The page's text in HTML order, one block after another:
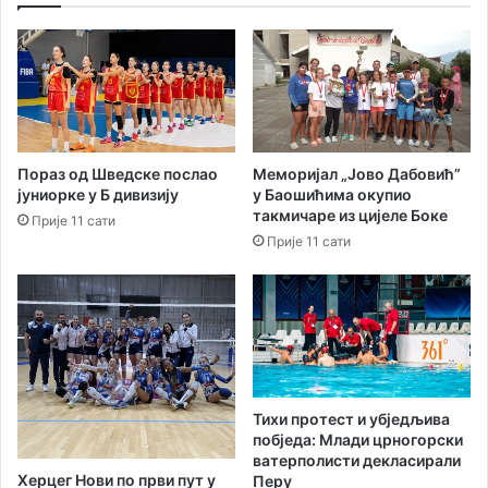
а
в
р
ј
н
а
е
т
њ
м
к
а
м
п
у
Пораз од Шведске послао
јуниорке у Б дивизију
Прије 11 сати
Меморијал „Јово Дабовић”
у Баошићима окупио
такмичаре из цијеле Боке
Прије 11 сати
Херцег Нови по први пут у
Тихи протест и убједљива
побједа: Млади црногорски
ватерполисти декласирали
Перу